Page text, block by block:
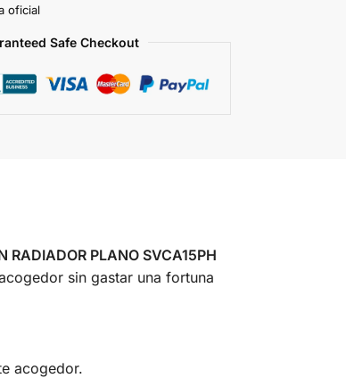
oficial
Safe Checkout
RADIADOR PLANO SVCA15PH
sin gastar una fortuna
acogedor.